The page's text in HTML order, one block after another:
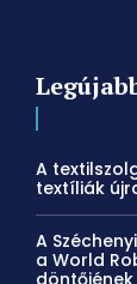
A
textíliák
A
a World